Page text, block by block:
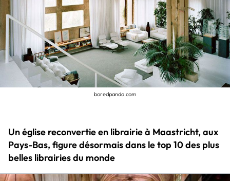
boredpanda.com
Un église reconvertie en librairie à Maastricht, aux
Pays-Bas, figure désormais dans le top 10 des plus
belles librairies du monde